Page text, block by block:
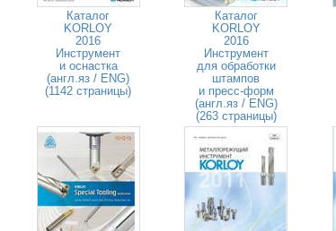
Каталог
KORLOY
2016
Инструмент
и оснастка
(англ.яз / ENG)
(1142 страницы)
Каталог
KORLOY
2016
Инструмент
для обработки
штампов
и пресс-форм
(англ.яз / ENG)
(263 страницы)